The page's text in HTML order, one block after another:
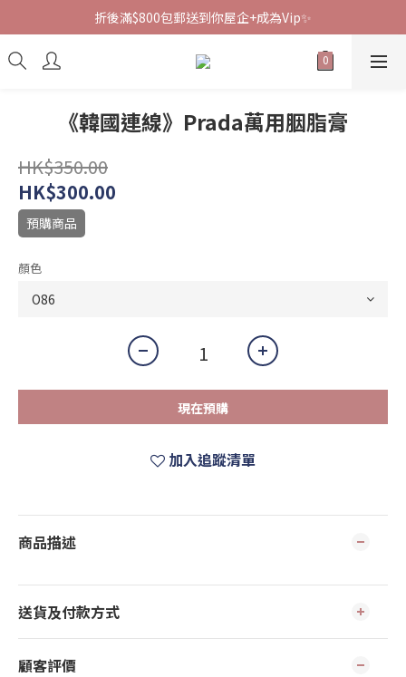
折後滿$800包郵送到你屋企+成為Vip✨
《韓國連線》Prada萬用胭脂膏
HK$350.00
HK$300.00
預購商品
顏色
現在預購
加入追蹤清單
商品描述
送貨及付款方式
顧客評價